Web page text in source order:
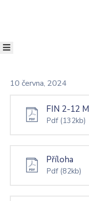
KULTURA
KONTAKT
ÚZEMNÍ
10 června, 2024
FIN 2-12 M
Pdf (132kb)
Příloha
Pdf (82kb)